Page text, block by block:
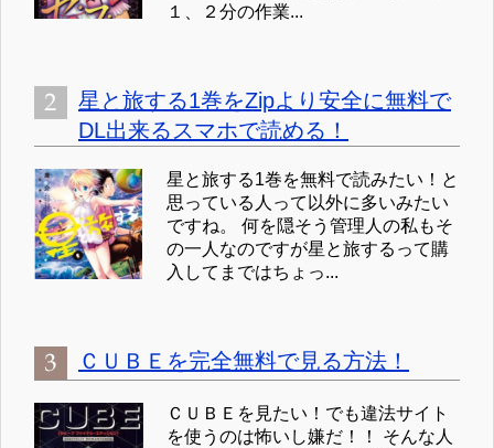
１、２分の作業...
星と旅する1巻をZipより安全に無料で
DL出来るスマホで読める！
星と旅する1巻を無料で読みたい！と
思っている人って以外に多いみたい
ですね。 何を隠そう管理人の私もそ
の一人なのですが星と旅するって購
入してまではちょっ...
ＣＵＢＥを完全無料で見る方法！
ＣＵＢＥを見たい！でも違法サイト
を使うのは怖いし嫌だ！！ そんな人